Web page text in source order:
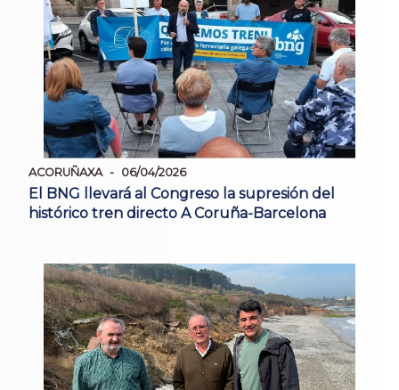
ACORUÑAXA 06/04/2026
El BNG llevará al Congreso la supresión del
histórico tren directo A Coruña-Barcelona